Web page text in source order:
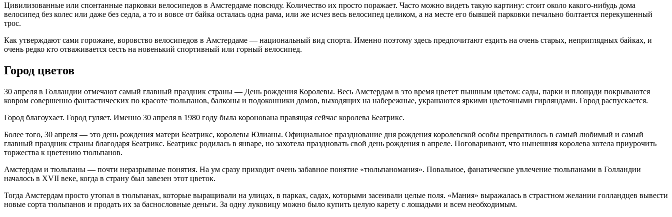
Цивилизованные или спонтанные парковки велосипедов в Амстердаме повсюду. Количество их просто поражает. Часто можно видеть такую картину: стоит около какого-нибудь дома
велосипед без колес или даже без седла, а то и вовсе от байка осталась одна рама, или же исчез весь велосипед целиком, а на месте его бывшей парковки печально болтается перекушенный
трос.
Как утверждают сами горожане, воровство велосипедов в Амстердаме — национальный вид спорта. Именно поэтому здесь предпочитают ездить на очень старых, неприглядных байках, и
очень редко кто отваживается сесть на новенький спортивный или горный велосипед.
Город цветов
30 апреля в Голландии отмечают самый главный праздник страны — День рождения Королевы. Весь Амстердам в это время цветет пышным цветом: сады, парки и площади покрываются
ковром совершенно фантастических по красоте тюльпанов, балконы и подоконники домов, выходящих на набережные, украшаются яркими цветочными гирляндами. Город распускается.
Город благоухает. Город гуляет. Именно 30 апреля в 1980 году была коронована правящая сейчас королева Беатрикс.
Более того, 30 апреля — это день рождения матери Беатрикс, королевы Юлианы. Официальное празднование дня рождения королевской особы превратилось в самый любимый и самый
главный праздник страны благодаря Беатрикс. Беатрикс родилась в январе, но захотела праздновать свой день рождения в апреле. Поговаривают, что нынешняя королева хотела приурочить
торжества к цветению тюльпанов.
Амстердам и тюльпаны — почти неразрывные понятия. На ум сразу приходит очень забавное понятие «тюльпаномания». Повальное, фанатическое увлечение тюльпанами в Голландии
началось в XVII веке, когда в страну был завезен этот цветок.
Тогда Амстердам просто утопал в тюльпанах, которые выращивали на улицах, в парках, садах, которыми засеивали целые поля. «Мания» выражалась в страстном желании голландцев вывести
новые сорта тюльпанов и продать их за баснословные деньги. За одну луковицу можно было купить целую карету с лошадьми и всем необходимым.